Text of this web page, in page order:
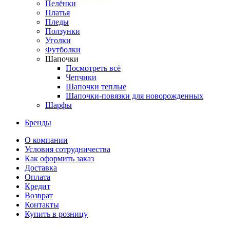
Пелёнки
Платья
Пледы
Ползунки
Уголки
Футболки
Шапочки
Посмотреть всё
Чепчики
Шапочки теплые
Шапочки-повязки для новорожденных
Шарфы
Бренды
О компании
Условия сотрудничества
Как оформить заказ
Доставка
Оплата
Кредит
Возврат
Контакты
Купить в розницу